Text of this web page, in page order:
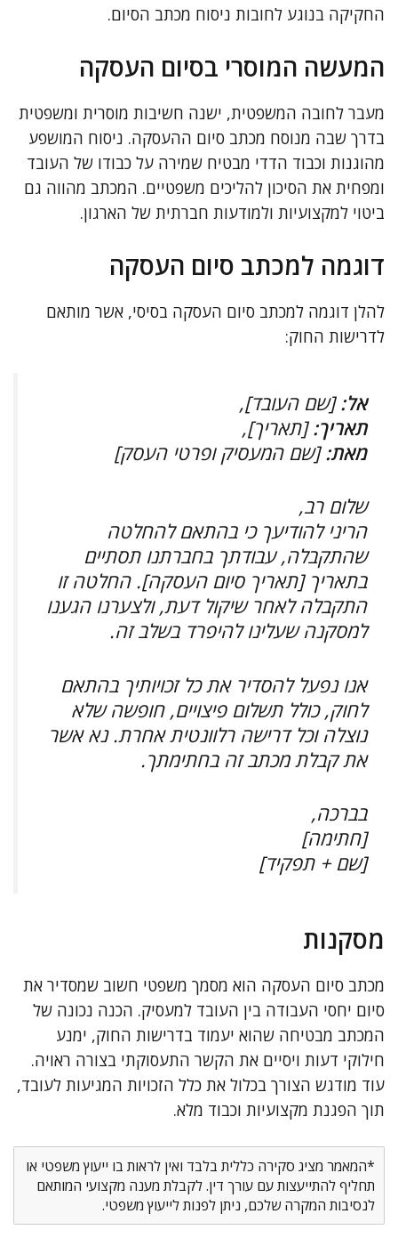
החקיקה בנוגע לחובות ניסוח מכתב הסיום.
המעשה המוסרי בסיום העסקה
מעבר לחובה המשפטית, ישנה חשיבות מוסרית ומשפטית
בדרך שבה מנוסח מכתב סיום ההעסקה. ניסוח המושפע
מהוגנות וכבוד הדדי מבטיח שמירה על כבודו של העובד
ומפחית את הסיכון להליכים משפטיים. המכתב מהווה גם
ביטוי למקצועיות ולמודעות חברתית של הארגון.
דוגמה למכתב סיום העסקה
להלן דוגמה למכתב סיום העסקה בסיסי, אשר מותאם
לדרישות החוק:
אל:[שם העובד],
תאריך:[תאריך],
מאת:[שם המעסיק ופרטי העסק]
שלום רב,
הריני להודיעך כי בהתאם להחלטה
שהתקבלה, עבודתך בחברתנו תסתיים
בתאריך [תאריך סיום העסקה]. החלטה זו
התקבלה לאחר שיקול דעת, ולצערנו הגענו
למסקנה שעלינו להיפרד בשלב זה.
אנו נפעל להסדיר את כל זכויותיך בהתאם
לחוק, כולל תשלום פיצויים, חופשה שלא
נוצלה וכל דרישה רלוונטית אחרת. נא אשר
את קבלת מכתב זה בחתימתך.
בברכה,
[חתימה]
[שם + תפקיד]
מסקנות
מכתב סיום העסקה הוא מסמך משפטי חשוב שמסדיר את
סיום יחסי העבודה בין העובד למעסיק. הכנה נכונה של
המכתב מבטיחה שהוא יעמוד בדרישות החוק, ימנע
חילוקי דעות ויסיים את הקשר התעסוקתי בצורה ראויה.
עוד מודגש הצורך בכלול את כלל הזכויות המגיעות לעובד,
תוך הפגנת מקצועיות וכבוד מלא.
*המאמר מציג סקירה כללית בלבד ואין לראות בו ייעוץ משפטי או
תחליף להתייעצות עם עורך דין. לקבלת מענה מקצועי המותאם
לנסיבות המקרה שלכם, ניתן לפנות לייעוץ משפטי.